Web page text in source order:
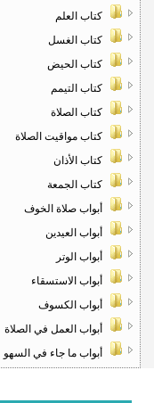
كتاب العلم
كتاب الغسل
كتاب الحيض
كتاب التيمم
كتاب الصلاة
كتاب مواقيت الصلاة
كتاب الأذان
كتاب الجمعة
أبواب صلاة الخوف
أبواب العيدين
أبواب الوتر
أبواب الاستسقاء
أبواب الكسوف
أبواب العمل في الصلاة
أبواب ما جاء في السهو